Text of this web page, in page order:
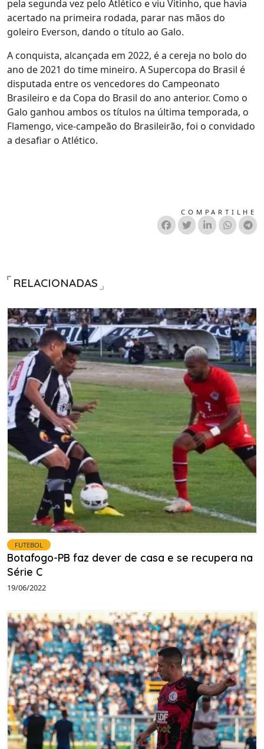
pela segunda vez pelo Atlético e viu Vitinho, que havia
acertado na primeira rodada, parar nas mãos do
goleiro Everson, dando o título ao Galo.
A conquista, alcançada em 2022, é a cereja no bolo do
ano de 2021 do time mineiro. A Supercopa do Brasil é
disputada entre os vencedores do Campeonato
Brasileiro e da Copa do Brasil do ano anterior. Como o
Galo ganhou ambos os títulos na última temporada, o
Flamengo, vice-campeão do Brasileirão, foi o convidado
a desafiar o Atlético.
COMPARTILHE
RELACIONADAS
FUTEBOL
Botafogo-PB faz dever de casa e se recupera na
Série C
19/06/2022